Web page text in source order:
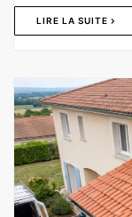
LIRE LA SUITE